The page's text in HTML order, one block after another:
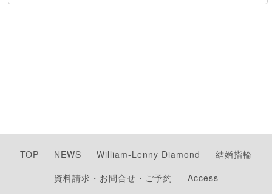
TOP NEWS William-Lenny Diamond
結婚指輪
資料請求・お問合せ・ご予約
Access